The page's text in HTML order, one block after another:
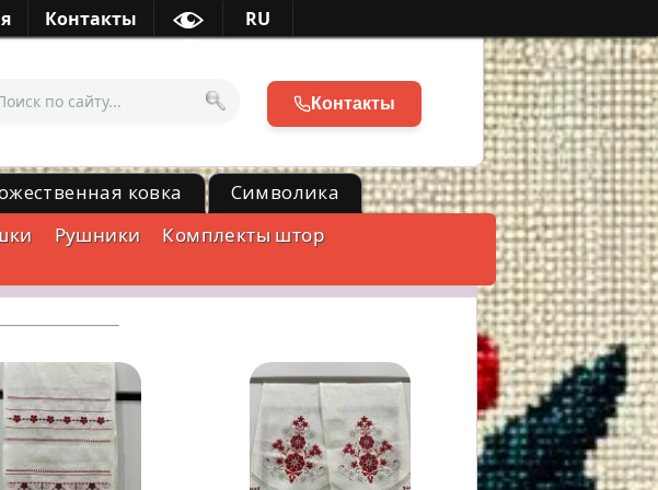
Контакты RU
Контакты
Рушники
Комплекты штор
ковка
Символика